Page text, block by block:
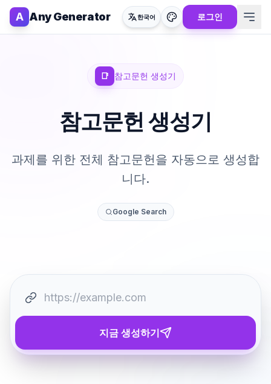
A Any Generator 한국어 로그인
📑 참고문헌 생성기
참고문헌 생성기
과제를 위한 전체 참고문헌을 자동으로 생성합
니다.
Google Search
지금 생성하기